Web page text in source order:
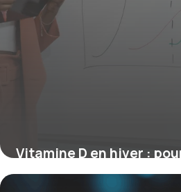
Vitamine D en hiver :
affecte votre immunité